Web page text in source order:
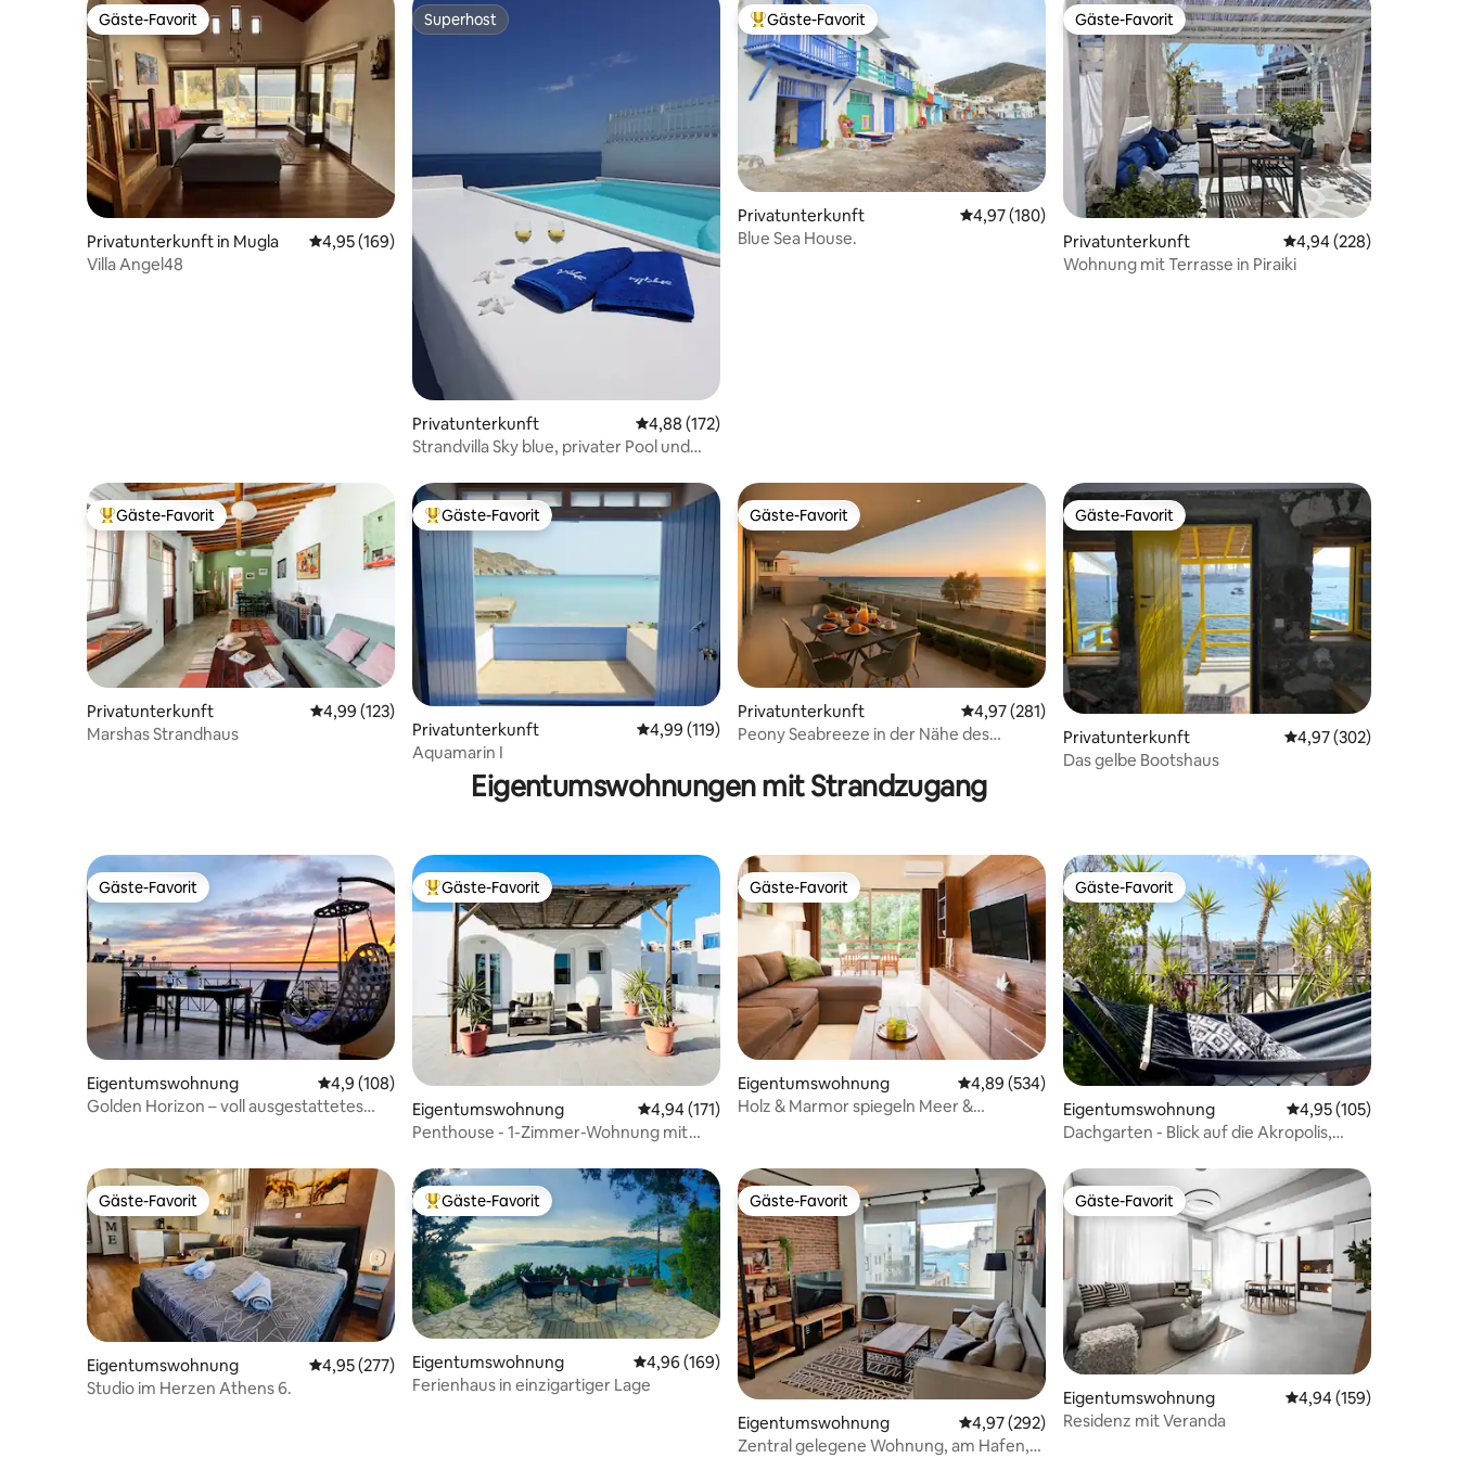
Gäste-Favorit
Gäste-Favorit
Privatunterkunft in Mugla Durchschnittliche Bewertung: 4,95 von 5, 169 Bewertungen
4,95 (169)
Villa Angel48
Superhost
Superhost
Privatunterkunft Durchschnittliche Bewertung: 4,88 von 5, 172 Bewertungen
4,88 (172)
Strandvilla Sky blue, privater Pool und
Beliebter Gäste-Favorit.
Gäste-Favorit
Privatunterkunft Durchschnittliche Bewertung: 4,97 von 5, 180 Bewertungen
4,97 (180)
Blue Sea House.
Gäste-Favorit
Gäste-Favorit
Privatunterkunft Durchschnittliche
4,94 (228)
Wohnung mit Terrasse in Piraiki
Beliebter Gäste-Favorit.
Gäste-Favorit
Privatunterkunft Durchschnittliche Bewertung: 4,99 von 5, 123 Bewertungen
4,99 (123)
Marshas Strandhaus
Beliebter Gäste-Favorit.
Gäste-Favorit
Privatunterkunft Durchschnittliche Bewertung: 4,99 von 5, 119 Bewertungen
4,99 (119)
Aquamarin I
Gäste-Favorit
Gäste-Favorit
Privatunterkunft Durchschnittliche Bewertung: 4,97 von 5, 281 Bewertungen
4,97 (281)
Peony Seabreeze in der Nähe des
Gäste-Favorit
Gäste-Favorit
Privatunterkunft Durchschnittliche
4,97 (302)
Das gelbe Bootshaus
Eigentumswohnungen mit Strandzugang
Gäste-Favorit
Gäste-Favorit
Eigentumswohnung Durchschnittliche Bewertung: 4,9 von 5, 108 Bewertungen
4,9 (108)
Golden Horizon – voll ausgestattetes
Beliebter Gäste-Favorit.
Gäste-Favorit
Eigentumswohnung Durchschnittliche Bewertung: 4,94 von 5, 171 Bewertungen
4,94 (171)
Penthouse - 1-Zimmer-Wohnung mit
Gäste-Favorit
Gäste-Favorit
Eigentumswohnung Durchschnittliche Bewertung: 4,89 von 5, 534 Bewertungen
4,89 (534)
Holz & Marmor spiegeln Meer &
Gäste-Favorit
Gäste-Favorit
Eigentumswohnung Durchschnittliche
4,95 (105)
Dachgarten - Blick auf die Akropolis,
Gäste-Favorit
Gäste-Favorit
Eigentumswohnung Durchschnittliche Bewertung: 4,95 von 5, 277 Bewertungen
4,95 (277)
Studio im Herzen Athens 6.
Beliebter Gäste-Favorit.
Gäste-Favorit
Eigentumswohnung Durchschnittliche Bewertung: 4,96 von 5, 169 Bewertungen
4,96 (169)
Ferienhaus in einzigartiger Lage
Gäste-Favorit
Gäste-Favorit
Eigentumswohnung Durchschnittliche Bewertung: 4,97 von 5, 292 Bewertungen
4,97 (292)
Zentral gelegene Wohnung, am Hafen,
Gäste-Favorit
Gäste-Favorit
Eigentumswohnung Durchschnittliche
4,94 (159)
Residenz mit Veranda